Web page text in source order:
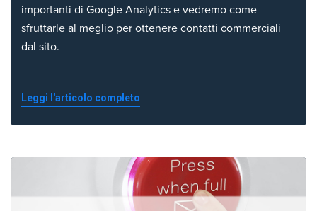
importanti di Google Analytics e vedremo come
sfruttarle al meglio per ottenere contatti commerciali
dal sito.
Leggi l'articolo completo